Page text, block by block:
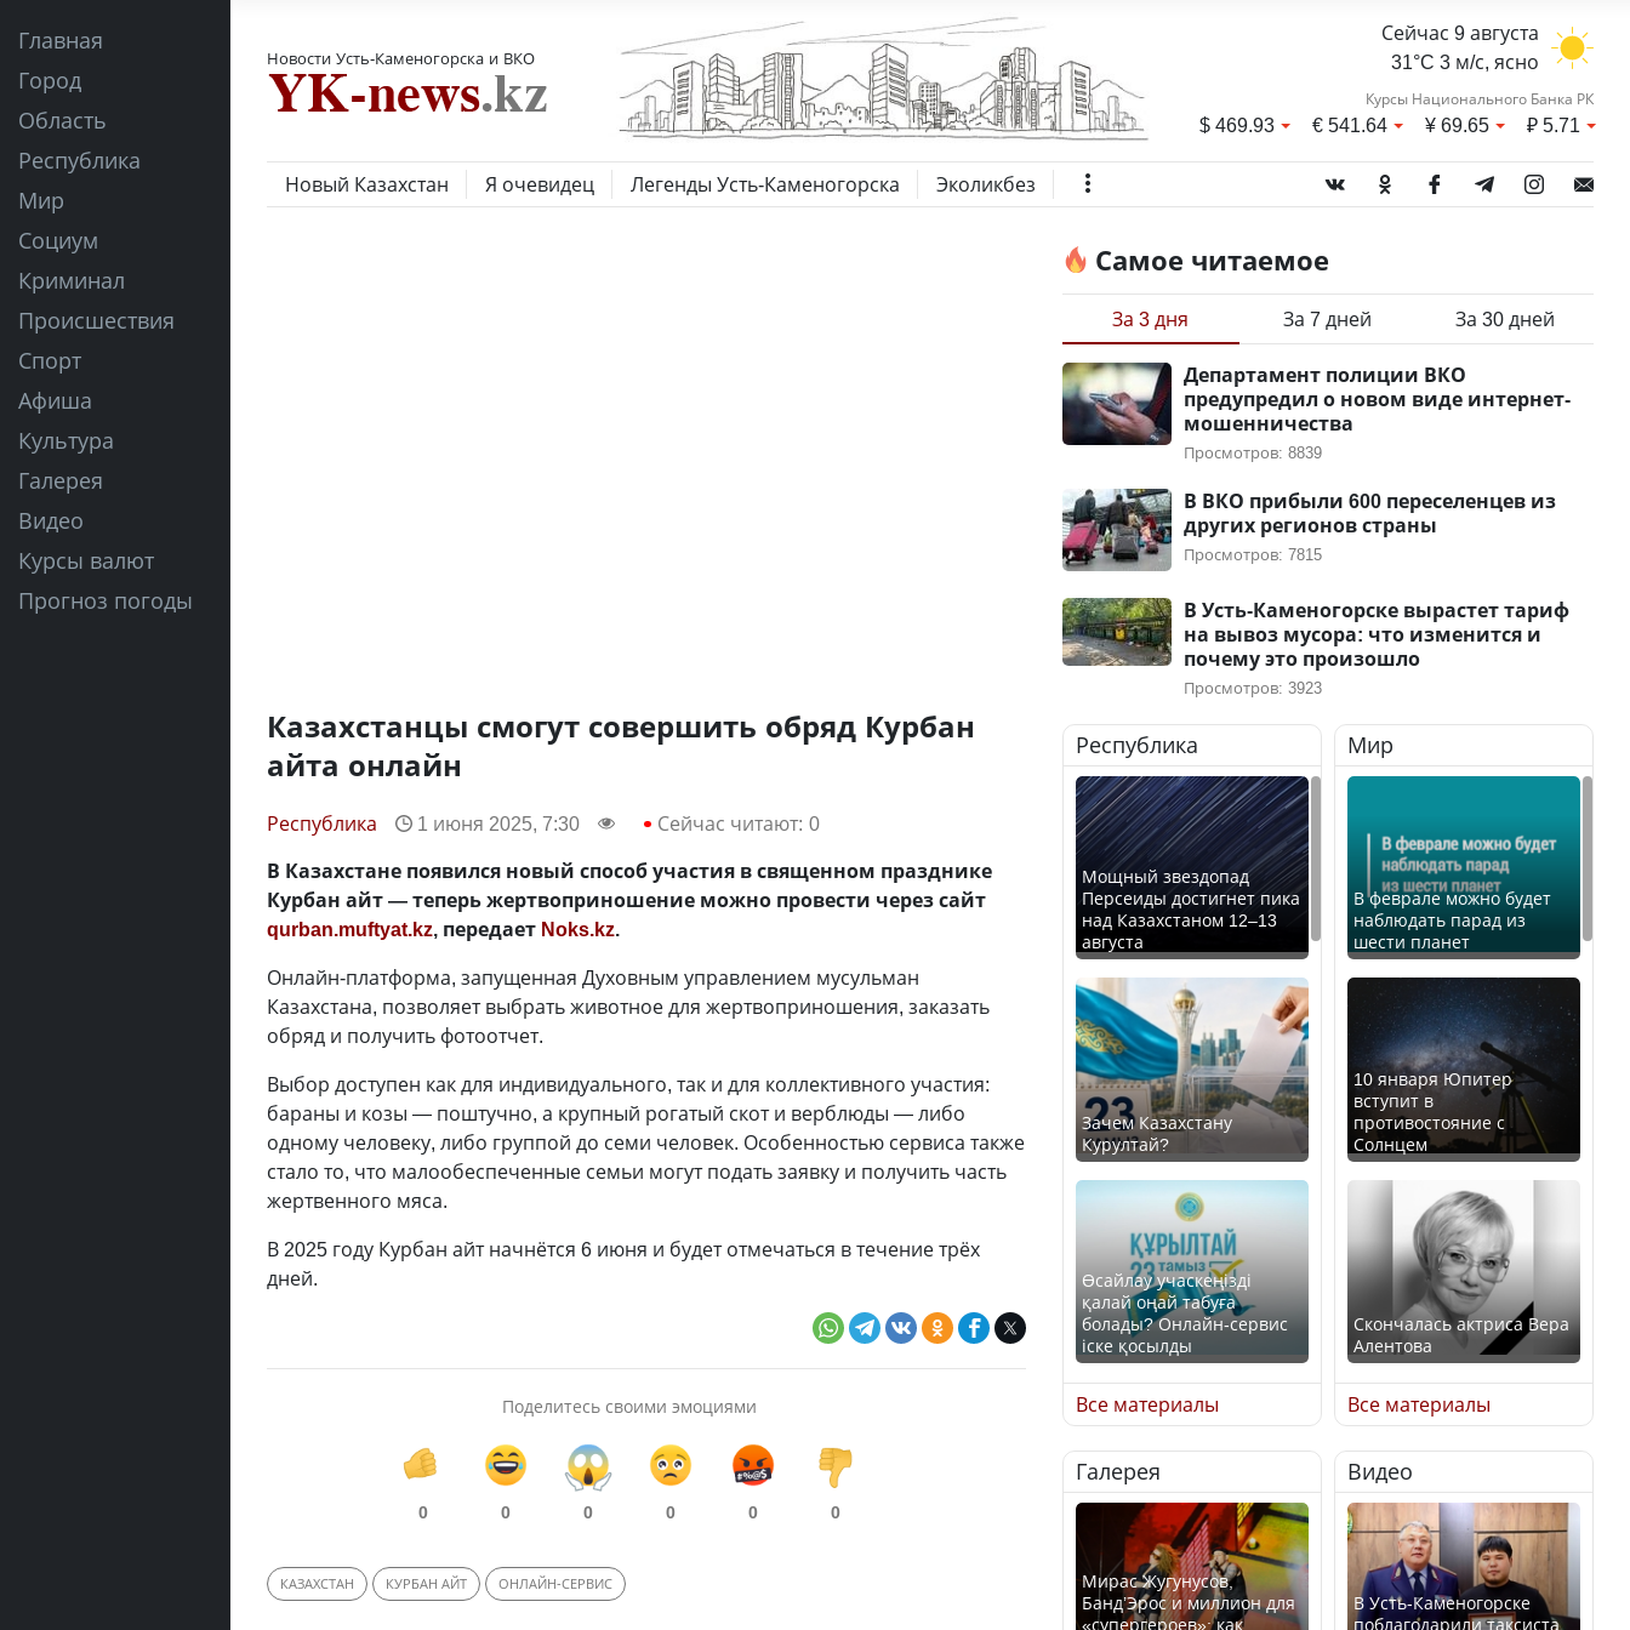
Главная
Город
Область
Республика
Мир
Социум
Криминал
Происшествия
Спорт
Афиша
Культура
Галерея
Видео
Курсы валют
Прогноз погоды
Новости Усть-Каменогорска и ВКО
Сейчас 9 августа
31°C 3 м/с, ясно
Курсы Национального Банка РК
$469.93 €541.64 ¥69.65 ₽5.71
Новый Казахстан Я очевидец Легенды Усть-Каменогорска Эколикбез
Казахстанцы смогут совершить обряд Курбан
айта онлайн
Республика 1 июня 2025, 7:30 Сейчас читают: 0
В Казахстане появился новый способ участия в священном празднике
Курбан айт — теперь жертвоприношение можно провести через сайт
qurban.muftyat.kz, передает Noks.kz.
Онлайн-платформа, запущенная Духовным управлением мусульман
Казахстана, позволяет выбрать животное для жертвоприношения, заказать
обряд и получить фотоотчет.
Выбор доступен как для индивидуального, так и для коллективного участия:
бараны и козы — поштучно, а крупный рогатый скот и верблюды — либо
одному человеку, либо группой до семи человек. Особенностью сервиса также
стало то, что малообеспеченные семьи могут подать заявку и получить часть
жертвенного мяса.
В 2025 году Курбан айт начнётся 6 июня и будет отмечаться в течение трёх
дней.
Поделитесь своими эмоциями
0 0 0 0 0 0
КАЗАХСТАН КУРБАН АЙТ ОНЛАЙН-СЕРВИС
Самое читаемое
За 3 дня За 7 дней За 30 дней
Департамент полиции ВКО
предупредил о новом виде интернет-
мошенничества
Просмотров: 8839
В ВКО прибыли 600 переселенцев из
других регионов страны
Просмотров: 7815
В Усть-Каменогорске вырастет тариф
на вывоз мусора: что изменится и
почему это произошло
Просмотров: 3923
Республика
Мощный звездопад
Персеиды достигнет пика
над Казахстаном 12–13
августа
Зачем Казахстану
Курултай?
Өсайлау учаскеңізді
қалай оңай табуға
болады? Онлайн-сервис
іске қосылды
Как легко найти свой
участок для голосования?
Все материалы
Мир
В феврале можно будет
наблюдать парад из
шести планет
10 января Юпитер
вступит в
противостояние с
Солнцем
Скончалась актриса Вера
Алентова
В РФ вынесен заочный
приговор по уголовному
делу об убийстве Игоря
Талькова
Все материалы
Галерея
Мирас Жугунусов,
Банд’Эрос и миллион для
«супергероев»: как
Видео
В Усть-Каменогорске
поблагодарили таксиста,